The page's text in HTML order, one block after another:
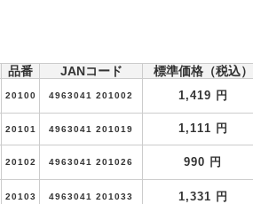
品番 JANコード 標準価格（税込）
20100 4963041 201002 1,419 円
20101 4963041 201019 1,111 円
20102 4963041 201026 990 円
20103 4963041 201033 1,331 円